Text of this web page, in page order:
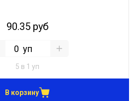
90.35 руб
уп
5 в 1 уп
В корзину